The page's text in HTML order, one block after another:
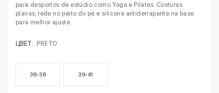
para desportos de estúdio como Yoga e Pilates. Costuras
planas, rede no peito do pé e silicone antiderrapante na base
para melhor ajuste.
ЦВЕТ: PRETO
36-38 39-41